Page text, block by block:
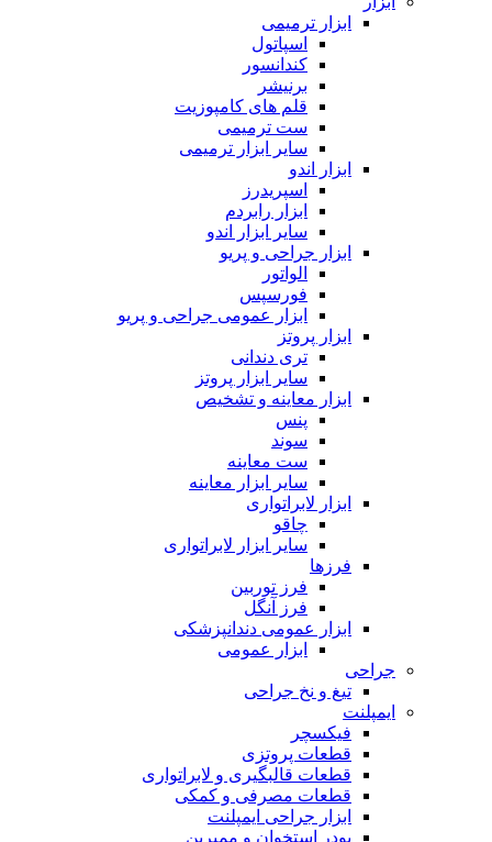
ابزار ترمیمی
اسپاتول
کندانسور
برنیشر
قلم های کامپوزیت
ست ترمیمی
سایر ابزار ترمیمی
ابزار اندو
اسپریدرز
ابزار رابردم
سایر ابزار اندو
ابزار جراحی و پریو
الواتور
فورسپس
ابزار عمومی جراحی و پریو
ابزار پروتز
تری دندانی
سایر ابزار پروتز
ابزار معاینه و تشخیص
پنس
سوند
ست معاینه
سایر ابزار معاینه
ابزار لابراتواری
چاقو
سایر ابزار لابراتواری
فرزها
فرز توربین
فرز آنگل
ابزار عمومی دندانپزشکی
ابزار عمومی
جراحی
تیغ و نخ جراحی
ایمپلنت
فیکسچر
قطعات پروتزی
قطعات قالبگیری و لابراتواری
قطعات مصرفی و کمکی
ابزار جراحی ایمپلنت
پودر استخوان و ممبرین